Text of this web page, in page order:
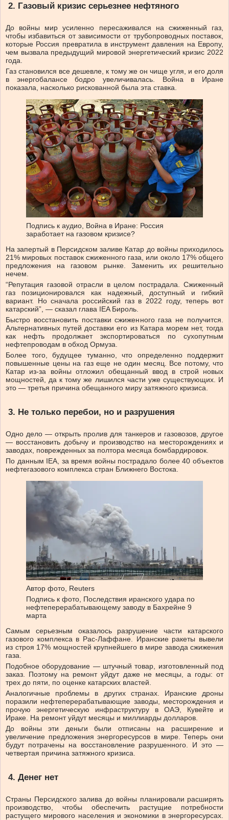
2. Газовый кризис серьезнее нефтяного
До войны мир усиленно пересаживался на сжиженный газ,
чтобы избавиться от зависимости от трубопроводных поставок,
которые Россия превратила в инструмент давления на Европу,
чем вызвала предыдущий мировой энергетический кризис 2022
года.
Газ становился все дешевле, к тому же он чище угля, и его доля
в энергобалансе бодро увеличивалась. Война в Иране
показала, насколько рискованной была эта ставка.
Подпись к аудио, Война в Иране: Россия
заработает на газовом кризисе?
На запертый в Персидском заливе Катар до войны приходилось
21% мировых поставок сжиженного газа, или около 17% общего
предложения на газовом рынке. Заменить их решительно
нечем.
“Репутация газовой отрасли в целом пострадала. Сжиженный
газ позиционировался как надежный, доступный и гибкий
вариант. Но сначала российский газ в 2022 году, теперь вот
катарский”, — сказал глава IEA Бироль.
Быстро восстановить поставки сжиженного газа не получится.
Альтернативных путей доставки его из Катара морем нет, тогда
как нефть продолжает экспортироваться по сухопутным
нефтепроводам в обход Ормуза.
Более того, будущее туманно, что определенно поддержит
повышенные цены на газ еще не один месяц. Все потому, что
Катар из-за войны отложил обещанный ввод в строй новых
мощностей, да к тому же лишился части уже существующих. И
это — третья причина обещанного миру затяжного кризиса.
3. Не только перебои, но и разрушения
Одно дело — открыть пролив для танкеров и газовозов, другое
— восстановить добычу и производство на месторождениях и
заводах, поврежденных за полтора месяца бомбардировок.
По данным IEA, за время войны пострадало более 40 объектов
нефтегазового комплекса стран Ближнего Востока.
Автор фото, Reuters
Подпись к фото, Последствия иранского удара по
нефтеперерабатывающему заводу в Бахрейне 9
марта
Самым серьезным оказалось разрушение части катарского
газового комплекса в Рас-Лаффане. Иранские ракеты вывели
из строя 17% мощностей крупнейшего в мире завода сжижения
газа.
Подобное оборудование — штучный товар, изготовленный под
заказ. Поэтому на ремонт уйдут даже не месяцы, а годы: от
трех до пяти, по оценке катарских властей.
Аналогичные проблемы в других странах. Иранские дроны
поразили нефтеперерабатывающие заводы, месторождения и
прочую энергетическую инфраструктуру в ОАЭ, Кувейте и
Ираке. На ремонт уйдут месяцы и миллиарды долларов.
До войны эти деньги были отписаны на расширение и
увеличение предложения энергоресурсов в мире. Теперь они
будут потрачены на восстановление разрушенного. И это —
четвертая причина затяжного кризиса.
4. Денег нет
Страны Персидского залива до войны планировали расширять
производство, чтобы обеспечить растущие потребности
растущего мирового населения и экономики в энергоресурсах.